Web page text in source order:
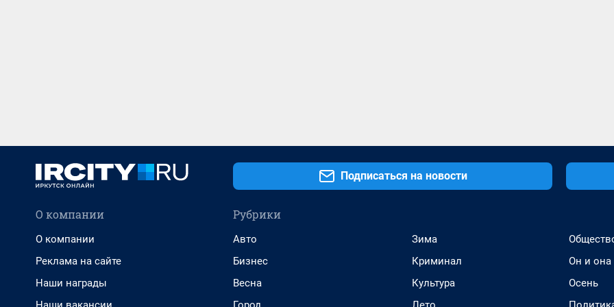
Подписаться на новости
О компании
О компании
Реклама на сайте
Наши награды
Рубрики
Авто
Бизнес
Весна
Зима
Криминал
Культура
Он и она
Осень